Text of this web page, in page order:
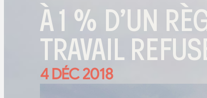
À 1 % D’UN
TRAVAIL
4 DÉC 2018